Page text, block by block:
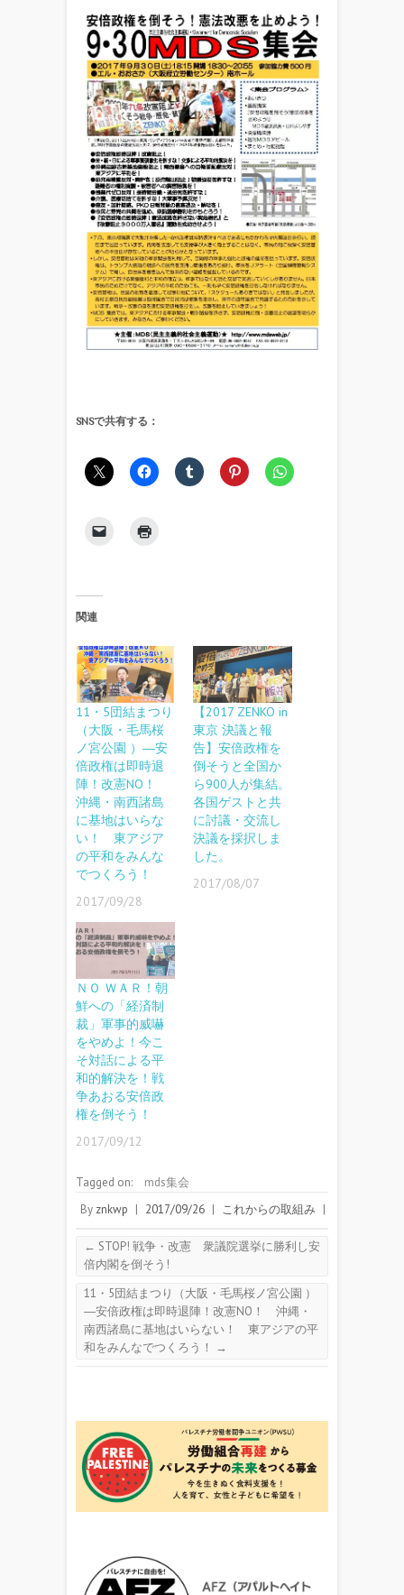
SNSで共有する：
関連
11・5団結まつり
（大阪・毛馬桜
ノ宮公園 ）―安
倍政権は即時退
陣！改憲NO！
沖縄・南西諸島
に基地はいらな
い！ 東アジア
の平和をみんな
でつくろう！
2017/09/28
【2017 ZENKO in
東京 決議と報
告】安倍政権を
倒そうと全国か
ら900人が集結。
各国ゲストと共
に討議・交流し
決議を採択しま
した。
2017/08/07
ＮＯ ＷＡＲ！朝
鮮への「経済制
裁」軍事的威嚇
をやめよ！今こ
そ対話による平
和的解決を！戦
争あおる安倍政
権を倒そう！
2017/09/12
Tagged on:
mds集会
By znkwp | 2017/09/26 | これからの取組み |
← STOP! 戦争・改憲 衆議院選挙に勝利し安
倍内閣を倒そう!
11・5団結まつり（大阪・毛馬桜ノ宮公園 ）
―安倍政権は即時退陣！改憲NO！ 沖縄・
南西諸島に基地はいらない！ 東アジアの平
和をみんなでつくろう！
→